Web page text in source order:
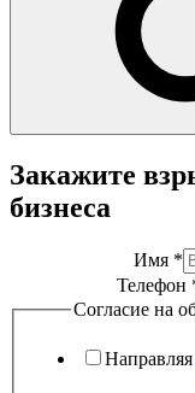
Закажите
бизнеса
Имя *
Телефон
Согласие на
Направляя